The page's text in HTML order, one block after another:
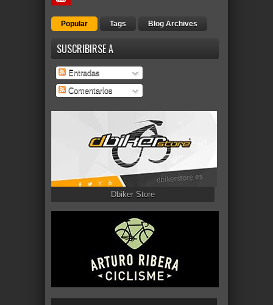
Popular Tags Blog Archives
SUSCRIBIRSE A
Entradas
Comentarios
Dbiker Store